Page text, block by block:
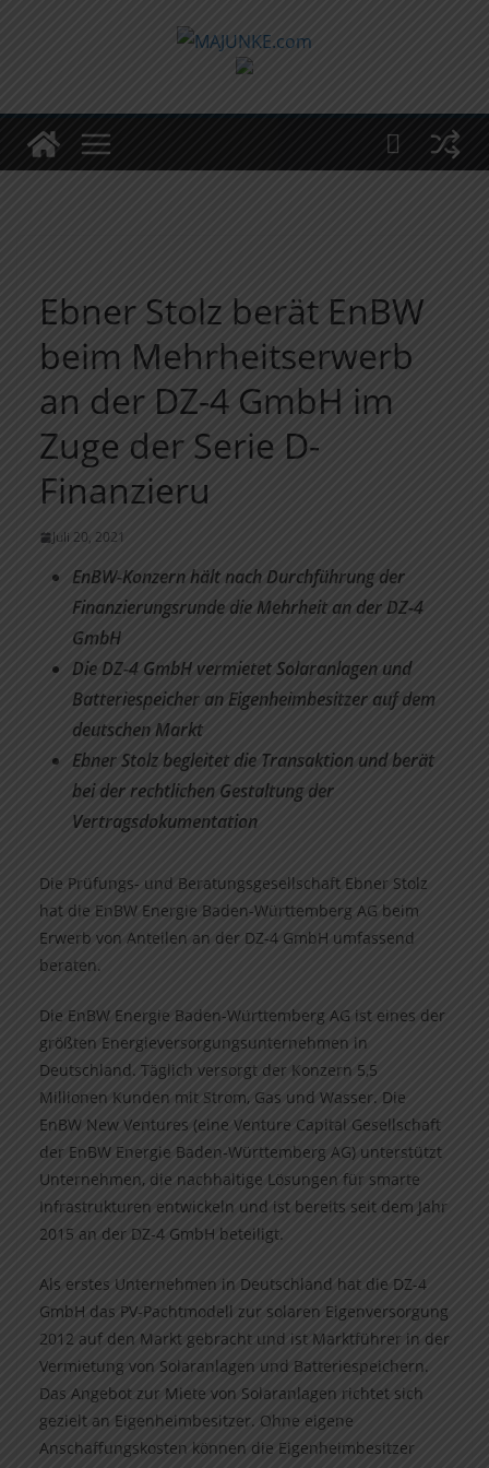
Ebner Stolz berät EnBW
beim Mehrheitserwerb
an der DZ-4 GmbH im
Zuge der Serie D-
Finanzieru
Juli 20, 2021
EnBW-Konzern hält nach Durchführung der
Finanzierungsrunde die Mehrheit an der DZ-4
GmbH
Die DZ-4 GmbH vermietet Solaranlagen und
Batteriespeicher an Eigenheimbesitzer auf dem
deutschen Markt
Ebner Stolz begleitet die Transaktion und berät
bei der rechtlichen Gestaltung der
Vertragsdokumentation
Die Prüfungs- und Beratungsgesellschaft Ebner Stolz
hat die EnBW Energie Baden-Württemberg AG beim
Erwerb von Anteilen an der DZ-4 GmbH umfassend
beraten.
Die EnBW Energie Baden-Württemberg AG ist eines der
größten Energieversorgungsunternehmen in
Deutschland. Täglich versorgt der Konzern 5,5
Millionen Kunden mit Strom, Gas und Wasser. Die
EnBW New Ventures (eine Venture Capital Gesellschaft
der EnBW Energie Baden-Württemberg AG) unterstützt
Unternehmen, die nachhaltige Lösungen für smarte
Infrastrukturen entwickeln und ist bereits seit dem Jahr
2015 an der DZ-4 GmbH beteiligt.
Als erstes Unternehmen in Deutschland hat die DZ-4
GmbH das PV-Pachtmodell zur solaren Eigenversorgung
2012 auf den Markt gebracht und ist Marktführer in der
Vermietung von Solaranlagen und Batteriespeichern.
Das Angebot zur Miete von Solaranlagen richtet sich
gezielt an Eigenheimbesitzer. Ohne eigene
Anschaffungskosten können die Eigenheimbesitzer